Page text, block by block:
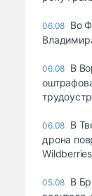
06.08 Во
06.08 В
06.08 В
дрона
Wildberries
05.08 В